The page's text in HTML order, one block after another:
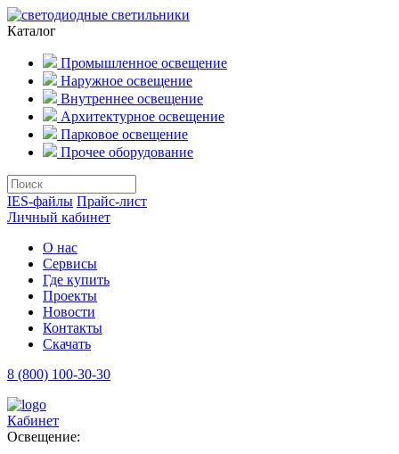
Каталог
Промышленное освещение
Наружное освещение
Внутреннее освещение
Архитектурное освещение
Парковое освещение
Прочее оборудование
IES-файлы Прайс-лист
Личный кабинет
О нас
Сервисы
Где купить
Проекты
Новости
Контакты
Скачать
8 (800) 100-30-30
Кабинет
Освещение: